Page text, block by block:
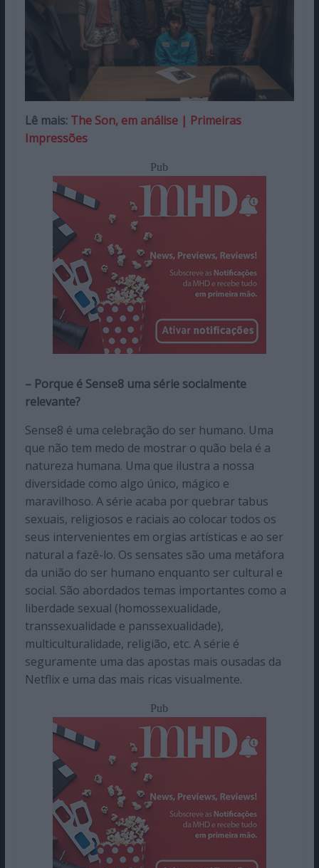
Lê mais: The Son, em análise | Primeiras
Impressões
Pub
– Porque é Sense8 uma série socialmente
relevante?
Sense8 é uma celebração do ser humano. Uma
que não tem medo de mostrar o quão bela é a
natureza humana. Uma que ilustra a nossa
diversidade como algo único, mágico e
maravilhoso. A série acaba por quebrar tabus
sexuais, religiosos e raciais ao colocar todos os
seus intervenientes em orgias artísticas e ao ser
natural a fazê-lo. Os sensates são uma metáfora
da união do ser humano enquanto ser cultural e
social. São abordados temas importantes como a
liberdade sexual (homossexualidade,
transsexualidade e panssexualidade),
multiculturalidade, religião, etc. A série é
seguramente uma das apostas mais ousadas da
Netflix e uma das mais ricas visualmente.
Pub